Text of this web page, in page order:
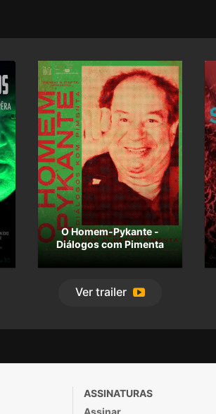
O Homem-Pykante -
Diálogos com Pimenta
Ver trailer
ASSINATURAS
Assinar